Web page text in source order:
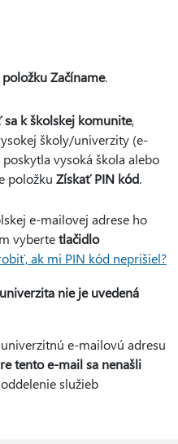
položku Začíname.
k školskej komunite,
školy/univerzity (e-
vysoká škola alebo
položku Získať PIN kód.
e-mailovej adrese ho
vybertetlačidlo
ak mi PIN kód neprišiel?
nie je uvedená
e-mailovú adresu
tento e-mail sa nenašli
služieb